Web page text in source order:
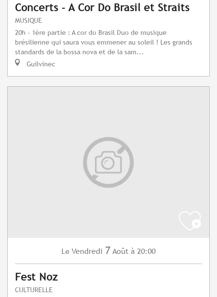
Concerts - A Cor Do Brasil et Straits
MUSIQUE
20h - 1ère partie : A cor do Brasil Duo de musique
brésilienne qui saura vous emmener au soleil ! Les grands
standards de la bossa nova et de la sam...
Guilvinec
Le Vendredi 7 Août à 20:00
Fest Noz
CULTURELLE